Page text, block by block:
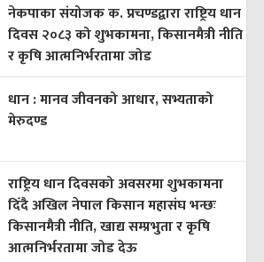
नेकपाका संयोजक क. प्रचण्डद्वारा राष्ट्रिय धान
दिवस २०८३ को शुभकामना, किसानमैत्री नीति
र कृषि आत्मनिर्भरतामा जोड
धान : मानव जीवनको आधार, सभ्यताको
मेरुदण्ड
राष्ट्रिय धान दिवसको अवसरमा शुभकामना
दिँदै अखिल नेपाल किसान महासंघ भन्छः
किसानमैत्री नीति, खाद्य सम्प्रभुता र कृषि
आत्मनिर्भरतामा जोड देऊ